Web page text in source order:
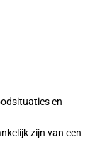
en
zijn van een